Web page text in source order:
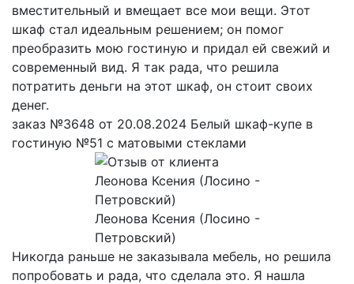
вместительный и вмещает все мои вещи. Этот
шкаф стал идеальным решением; он помог
преобразить мою гостиную и придал ей свежий и
современный вид. Я так рада, что решила
потратить деньги на этот шкаф, он стоит своих
денег.
заказ №3648 от 20.08.2024 Белый шкаф-купе в
гостиную №51 с матовыми стеклами
Леонова Ксения (Лосино -
Петровский)
Никогда раньше не заказывала мебель, но решила
попробовать и рада, что сделала это. Я нашла